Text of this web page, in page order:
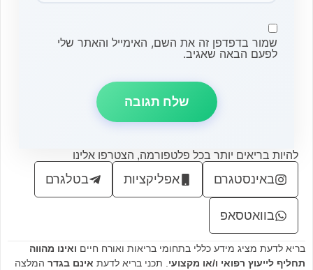
שמור בדפדפן זה את השם, האימייל והאתר שלי
לפעם הבאה שאגיב.
להיות בריאים יותר בכל פלטפורמה, הצטרפו אלינו
באינסטגרם אפליקציות בטלגרם
בוואטסאפ
בריא לדעת מציג מידע כללי בתחומי בריאות ואורח חיים ואינו מהווה
תחליף לייעוץ רפואי ו/או מקצועי. תכני בריא לדעת אינם בגדר המלצה